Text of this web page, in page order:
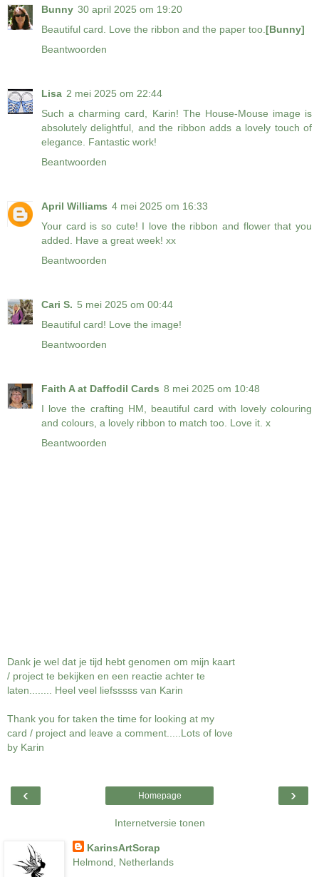
Bunny 30 april 2025 om 19:20
Beautiful card. Love the ribbon and the paper too. [Bunny]
Beantwoorden
Lisa 2 mei 2025 om 22:44
Such a charming card, Karin! The House-Mouse image is
absolutely delightful, and the ribbon adds a lovely touch of
elegance. Fantastic work!
Beantwoorden
April Williams 4 mei 2025 om 16:33
Your card is so cute! I love the ribbon and flower that you
added. Have a great week! xx
Beantwoorden
Cari S. 5 mei 2025 om 00:44
Beautiful card! Love the image!
Beantwoorden
Faith A at Daffodil Cards 8 mei 2025 om 10:48
I love the crafting HM, beautiful card with lovely colouring
and colours, a lovely ribbon to match too. Love it. x
Beantwoorden
Dank je wel dat je tijd hebt genomen om mijn kaart
/ project te bekijken en een reactie achter te
laten........ Heel veel liefsssss van Karin
Thank you for taken the time for looking at my
card / project and leave a comment.....Lots of love
by Karin
‹ ›
Homepage
Internetversie tonen
KarinsArtScrap
Helmond, Netherlands